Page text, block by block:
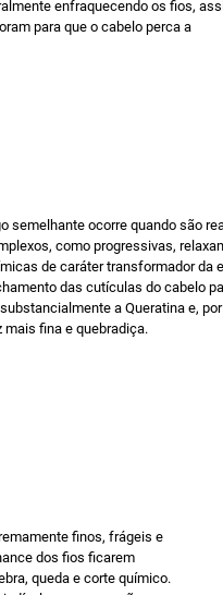
enfraquecendo os fios,
para que o cabelo perca a
semelhante ocorre quando são
como progressivas,
de caráter transformador da
das cutículas do cabelo
a Queratina e,
mais fina e quebradiça.
finos, frágeis e
dos fios ficarem
queda e corte químico.